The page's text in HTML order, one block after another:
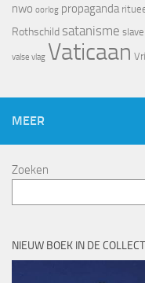
nwo oorlog propaganda
Rothschild satanisme
valse vlag Vaticaan
MEER
Zoeken
NIEUW BOEK IN DE